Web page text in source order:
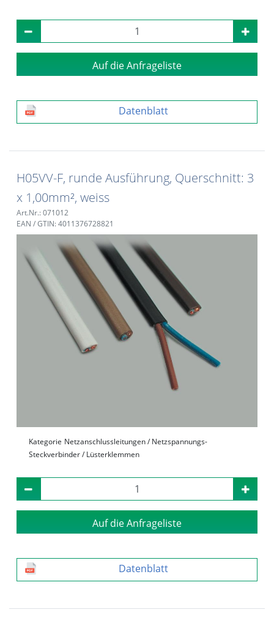
Auf die Anfrageliste
Datenblatt
H05VV-F, runde Ausführung, Querschnitt: 3
x 1,00mm², weiss
Art.Nr.: 071012
EAN / GTIN: 4011376728821
Kategorie Netzanschlussleitungen / Netzspannungs-
Steckverbinder / Lüsterklemmen
Auf die Anfrageliste
Datenblatt